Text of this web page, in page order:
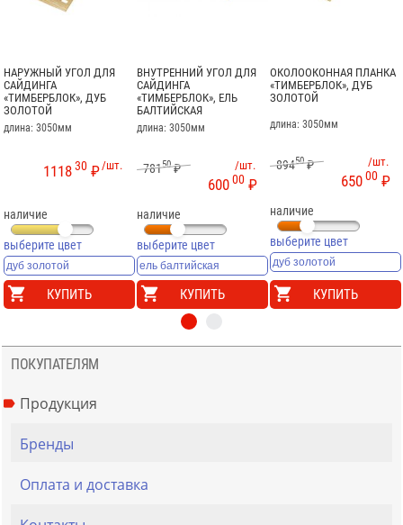
НАРУЖНЫЙ УГОЛ ДЛЯ
САЙДИНГА
«ТИМБЕРБЛОК», ДУБ
ЗОЛОТОЙ
длина: 3050мм
/шт.
111830 ₽
наличие
выберите цвет
КУПИТЬ
ВНУТРЕННИЙ УГОЛ ДЛЯ
САЙДИНГА
«ТИМБЕРБЛОК», ЕЛЬ
БАЛТИЙСКАЯ
длина: 3050мм
78150₽ /шт.
60000 ₽
наличие
выберите цвет
КУПИТЬ
ОКОЛООКОННАЯ ПЛАНКА
«ТИМБЕРБЛОК», ДУБ
ЗОЛОТОЙ
длина: 3050мм
89450₽ /шт.
65000 ₽
наличие
выберите цвет
КУПИТЬ
ПОКУПАТЕЛЯМ
Продукция
Бренды
Оплата и доставка